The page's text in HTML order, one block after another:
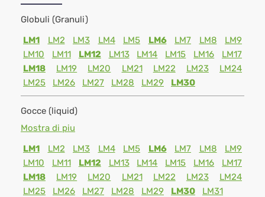
Globuli (Granuli)
LM1
LM2 LM3 LM4 LM5 LM6 LM7 LM8
LM9
LM10
LM11 LM12 LM13 LM14 LM15 LM16
LM17
LM18
LM19 LM20 LM21 LM22 LM23
LM24
LM25
LM26 LM27 LM28 LM29 LM30
Gocce (liquid)
Mostra di piu
LM1
LM2 LM3 LM4 LM5 LM6 LM7 LM8
LM9
LM10
LM11 LM12 LM13 LM14 LM15 LM16
LM17
LM18
LM19 LM20 LM21 LM22 LM23
LM24
LM25
LM26 LM27 LM28 LM29 LM30 LM31